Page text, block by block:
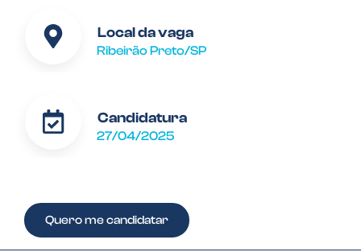
Local da vaga
Ribeirão Preto/SP
Candidatura
27/04/2025
Quero me candidatar